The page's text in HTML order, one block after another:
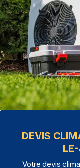
DEVIS
Votre devis